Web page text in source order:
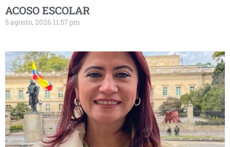
ACOSO ESCOLAR
5 agosto, 2026 11:57 pm